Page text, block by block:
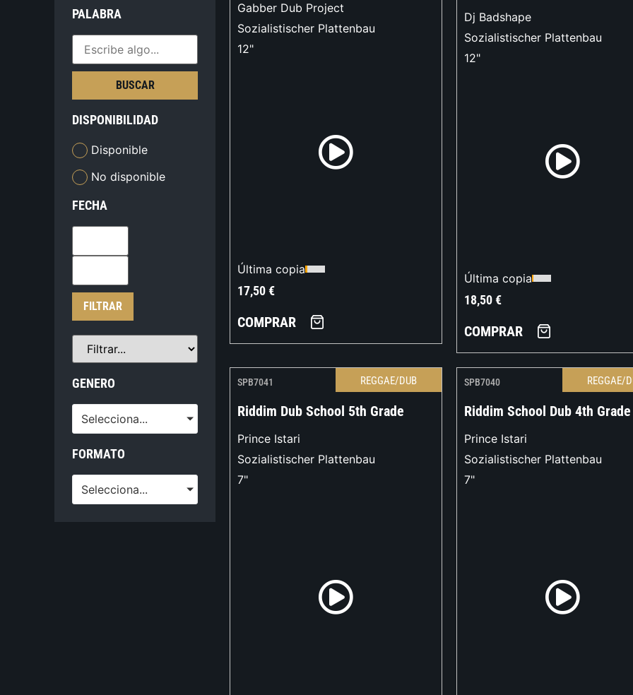
PALABRA
BUSCAR
DISPONIBILIDAD
Disponible
No disponible
FECHA
FILTRAR
GENERO
Selecciona...
FORMATO
Selecciona...
Gabber Dub Project
Sozialistischer Plattenbau
12"
Última copia
17,50€
COMPRAR
Dj Badshape
Sozialistischer Plattenbau
12"
Última copia
18,50€
COMPRAR
SPB7041 REGGAE/DUB
Riddim Dub School 5th Grade
Prince Istari
Sozialistischer Plattenbau
7"
SPB7040 REGGAE/
Riddim School Dub 4th Grade
Prince Istari
Sozialistischer Plattenbau
7"